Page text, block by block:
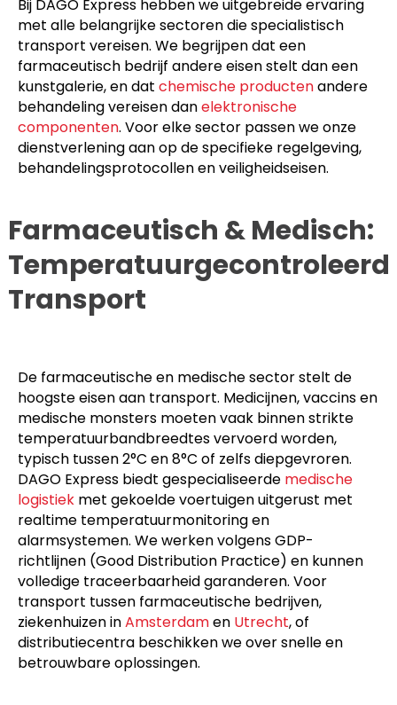
Bij DAGO Express hebben we uitgebreide ervaring
met alle belangrijke sectoren die specialistisch
transport vereisen. We begrijpen dat een
farmaceutisch bedrijf andere eisen stelt dan een
kunstgalerie, en dat chemische productenandere
behandeling vereisen danelektronische
componenten. Voor elke sector passen we onze
dienstverlening aan op de specifieke regelgeving,
behandelingsprotocollen en veiligheidseisen.
Farmaceutisch & Medisch:
Temperatuurgecontroleerd
Transport
De farmaceutische en medische sector stelt de
hoogste eisen aan transport. Medicijnen, vaccins en
medische monsters moeten vaak binnen strikte
temperatuurbandbreedtes vervoerd worden,
typisch tussen 2°C en 8°C of zelfs diepgevroren.
DAGO Express biedt gespecialiseerde medische
logistiek met gekoelde voertuigen uitgerust met
realtime temperatuurmonitoring en
alarmsystemen. We werken volgens GDP-
richtlijnen (Good Distribution Practice) en kunnen
volledige traceerbaarheid garanderen. Voor
transport tussen farmaceutische bedrijven,
ziekenhuizen inAmsterdamen Utrecht, of
distributiecentra beschikken we over snelle en
betrouwbare oplossingen.